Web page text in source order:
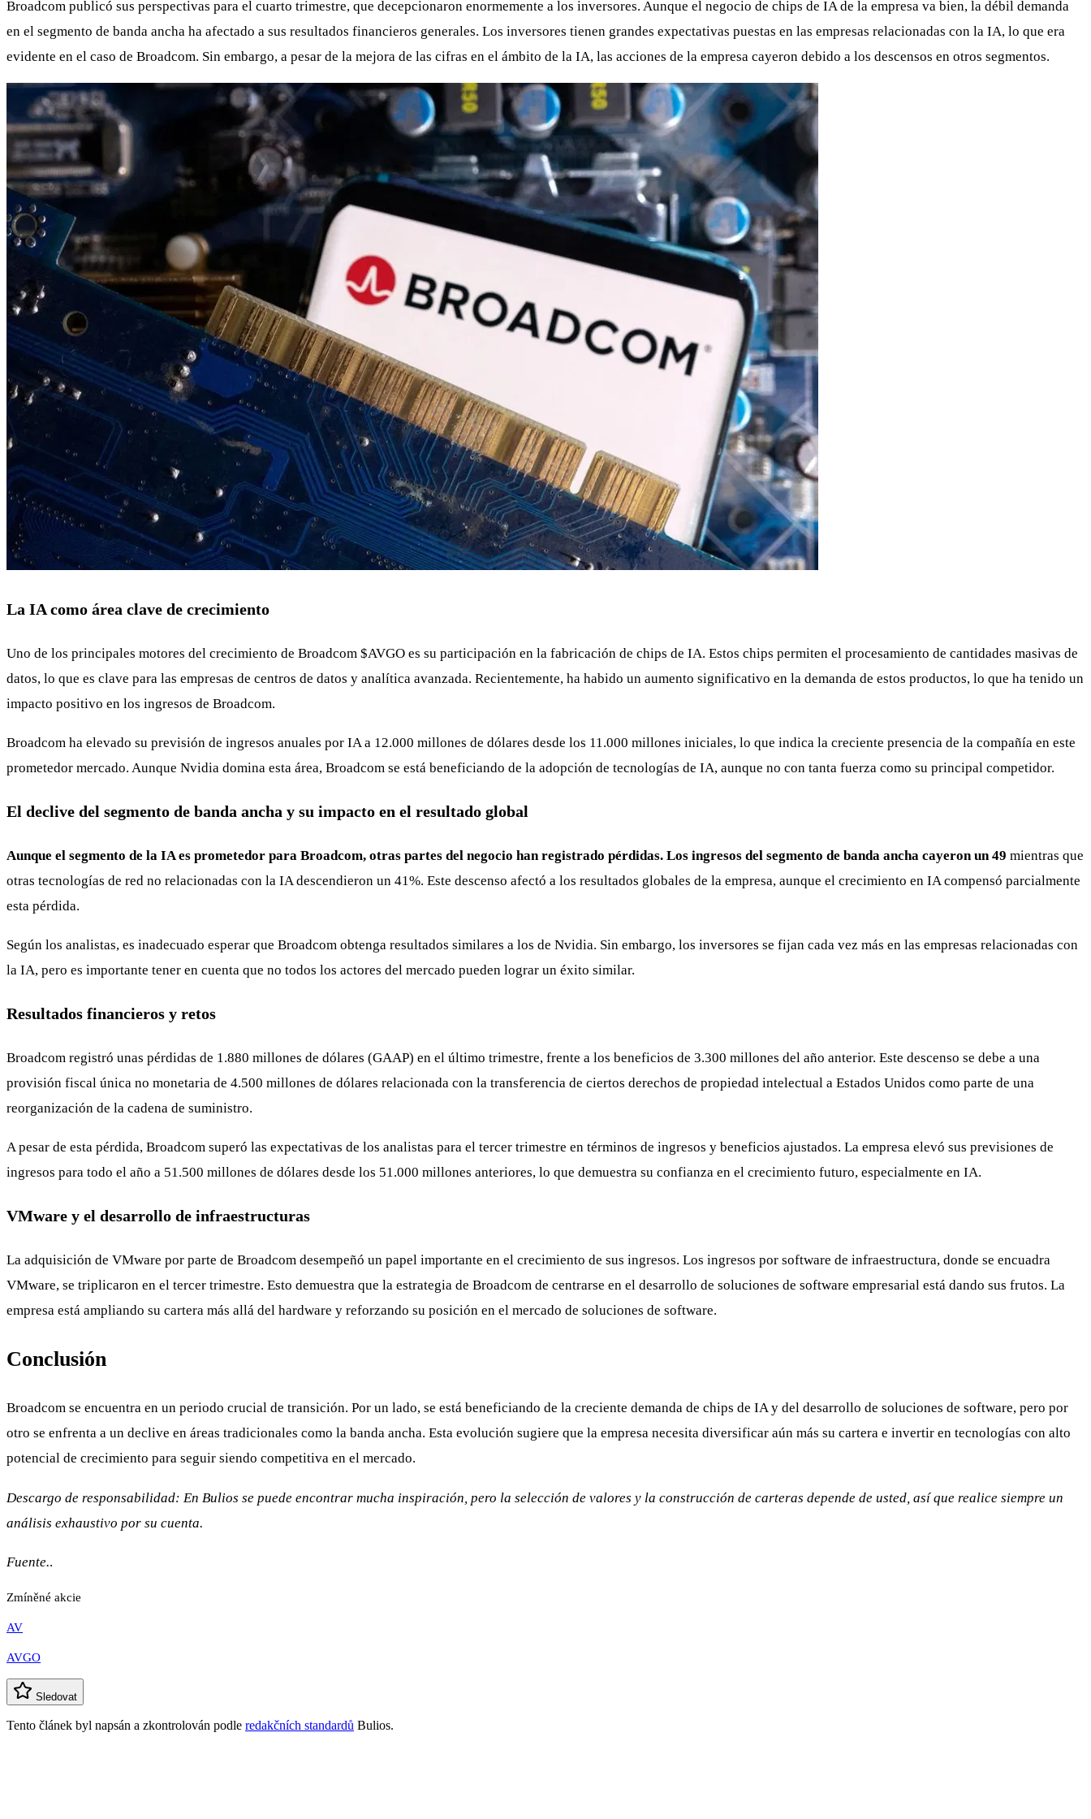
Broadcom publicó sus perspectivas para el cuarto trimestre, que decepcionaron enormemente a los inversores. Aunque el negocio de chips de IA de la empresa va bien, la débil demanda
en el segmento de banda ancha ha afectado a sus resultados financieros generales. Los inversores tienen grandes expectativas puestas en las empresas relacionadas con la IA, lo que era
evidente en el caso de Broadcom. Sin embargo, a pesar de la mejora de las cifras en el ámbito de la IA, las acciones de la empresa cayeron debido a los descensos en otros segmentos.
La IA como área clave de crecimiento
Uno de los principales motores del crecimiento de Broadcom $AVGO es su participación en la fabricación de chips de IA. Estos chips permiten el procesamiento de cantidades masivas de
datos, lo que es clave para las empresas de centros de datos y analítica avanzada. Recientemente, ha habido un aumento significativo en la demanda de estos productos, lo que ha tenido un
impacto positivo en los ingresos de Broadcom.
Broadcom ha elevado su previsión de ingresos anuales por IA a 12.000 millones de dólares desde los 11.000 millones iniciales, lo que indica la creciente presencia de la compañía en este
prometedor mercado. Aunque Nvidia domina esta área, Broadcom se está beneficiando de la adopción de tecnologías de IA, aunque no con tanta fuerza como su principal competidor.
El declive del segmento de banda ancha y su impacto en el resultado global
Aunque el segmento de la IA es prometedor para Broadcom, otras partes del negocio han registrado pérdidas. Los ingresos del segmento de banda ancha cayeron un 49 mientras que
otras tecnologías de red no relacionadas con la IA descendieron un 41%. Este descenso afectó a los resultados globales de la empresa, aunque el crecimiento en IA compensó parcialmente
esta pérdida.
Según los analistas, es inadecuado esperar que Broadcom obtenga resultados similares a los de Nvidia. Sin embargo, los inversores se fijan cada vez más en las empresas relacionadas con
la IA, pero es importante tener en cuenta que no todos los actores del mercado pueden lograr un éxito similar.
Resultados financieros y retos
Broadcom registró unas pérdidas de 1.880 millones de dólares (GAAP) en el último trimestre, frente a los beneficios de 3.300 millones del año anterior. Este descenso se debe a una
provisión fiscal única no monetaria de 4.500 millones de dólares relacionada con la transferencia de ciertos derechos de propiedad intelectual a Estados Unidos como parte de una
reorganización de la cadena de suministro.
A pesar de esta pérdida, Broadcom superó las expectativas de los analistas para el tercer trimestre en términos de ingresos y beneficios ajustados. La empresa elevó sus previsiones de
ingresos para todo el año a 51.500 millones de dólares desde los 51.000 millones anteriores, lo que demuestra su confianza en el crecimiento futuro, especialmente en IA.
VMware y el desarrollo de infraestructuras
La adquisición de VMware por parte de Broadcom desempeñó un papel importante en el crecimiento de sus ingresos. Los ingresos por software de infraestructura, donde se encuadra
VMware, se triplicaron en el tercer trimestre. Esto demuestra que la estrategia de Broadcom de centrarse en el desarrollo de soluciones de software empresarial está dando sus frutos. La
empresa está ampliando su cartera más allá del hardware y reforzando su posición en el mercado de soluciones de software.
Conclusión
Broadcom se encuentra en un periodo crucial de transición. Por un lado, se está beneficiando de la creciente demanda de chips de IA y del desarrollo de soluciones de software, pero por
otro se enfrenta a un declive en áreas tradicionales como la banda ancha. Esta evolución sugiere que la empresa necesita diversificar aún más su cartera e invertir en tecnologías con alto
potencial de crecimiento para seguir siendo competitiva en el mercado.
Descargo de responsabilidad: En Bulios se puede encontrar mucha inspiración, pero la selección de valores y la construcción de carteras depende de usted, así que realice siempre un
análisis exhaustivo por su cuenta.
Fuente..
Zmíněné akcie
AV
AVGO
Sledovat
Tento článek byl napsán a zkontrolován podle redakčních standardů Bulios.